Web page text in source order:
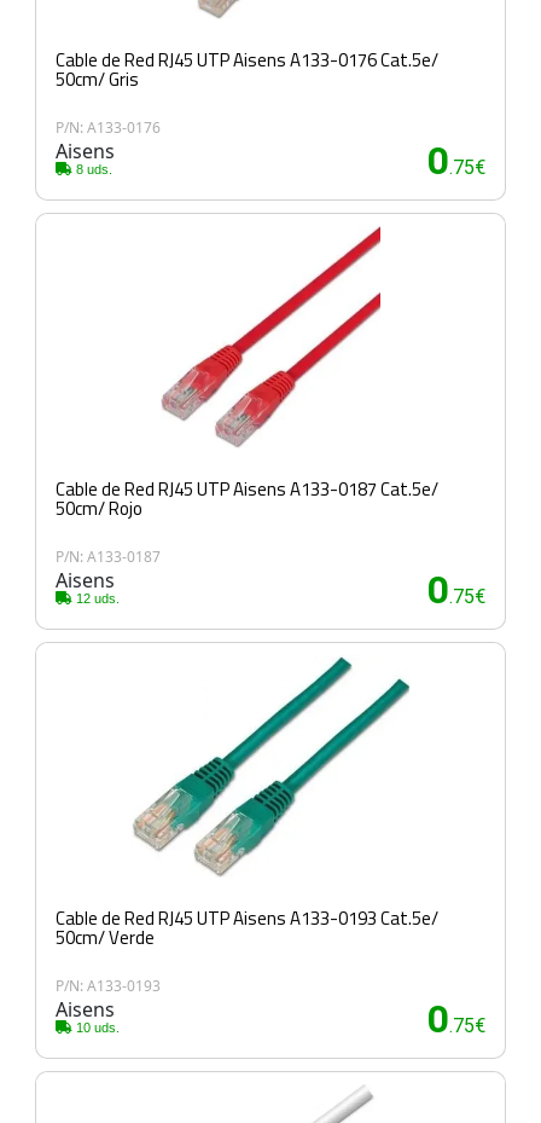
Cable de Red RJ45 UTP Aisens A133-0176 Cat.5e/
50cm/ Gris
P/N: A133-0176
Aisens
8 uds. 0.75€
Cable de Red RJ45 UTP Aisens A133-0187 Cat.5e/
50cm/ Rojo
P/N: A133-0187
Aisens
12 uds. 0.75€
Cable de Red RJ45 UTP Aisens A133-0193 Cat.5e/
50cm/ Verde
P/N: A133-0193
Aisens
10 uds. 0.75€